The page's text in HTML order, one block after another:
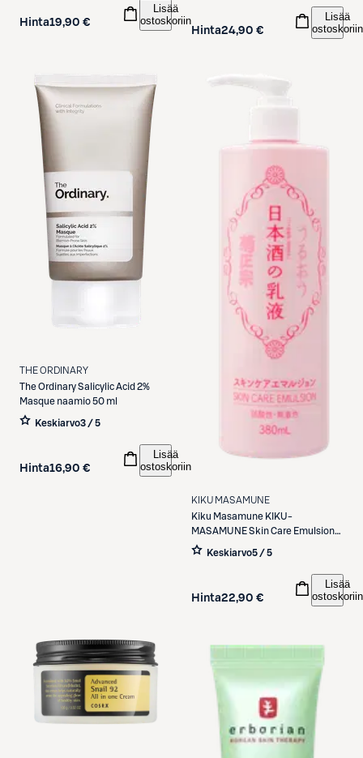
Hinta19,90 €
Lisää
ostoskoriin
Hinta24,90 €
Lisää
ostoskoriin
THE ORDINARY
The OrdinarySalicylic Acid 2%
Masque naamio 50 ml
Keskiarvo3 / 5
Hinta16,90 €
Lisää
ostoskoriin
KIKU MASAMUNE
Kiku Masamune KIKU-
MASAMUNE Skin Care Emulsion
380ml
Keskiarvo5 / 5
Hinta22,90 €
Lisää
ostoskoriin